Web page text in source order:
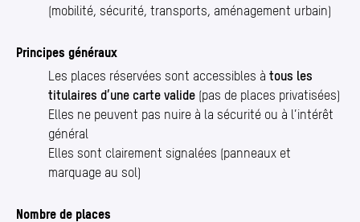
(mobilité, sécurité, transports, aménagement urbain)
Principes généraux
Les places réservées sont accessibles à tous les
titulaires d’une carte valide (pas de places privatisées)
Elles ne peuvent pas nuire à la sécurité ou à l’intérêt
général
Elles sont clairement signalées (panneaux et
marquage au sol)
Nombre de places